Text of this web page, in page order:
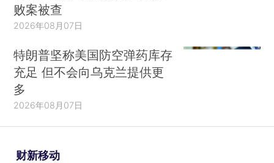
败案被查
2026年08月07日
特朗普坚称美国防空弹药库存
充足 但不会向乌克兰提供更
多
2026年08月07日
财新移动